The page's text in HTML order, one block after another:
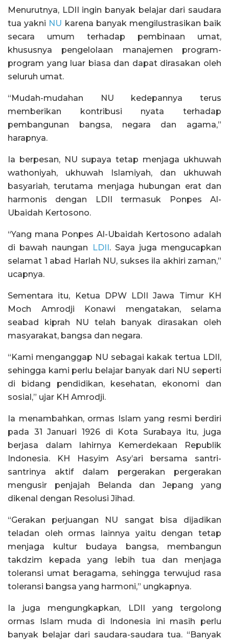
Menurutnya, LDII ingin banyak belajar dari saudara
tua yakni NU karena banyak mengilustrasikan baik
secara umum terhadap pembinaan umat,
khususnya pengelolaan manajemen program-
program yang luar biasa dan dapat dirasakan oleh
seluruh umat.
“Mudah-mudahan NU kedepannya terus
memberikan kontribusi nyata terhadap
pembangunan bangsa, negara dan agama,”
harapnya.
Ia berpesan, NU supaya tetap menjaga ukhuwah
wathoniyah, ukhuwah Islamiyah, dan ukhuwah
basyariah, terutama menjaga hubungan erat dan
harmonis dengan LDII termasuk Ponpes Al-
Ubaidah Kertosono.
“Yang mana Ponpes Al-Ubaidah Kertosono adalah
di bawah naungan
LDII. Saya juga mengucapkan
selamat 1 abad Harlah NU, sukses ila akhiri zaman,”
ucapnya.
Sementara itu, Ketua DPW LDII Jawa Timur KH
Moch Amrodji Konawi mengatakan, selama
seabad kiprah NU telah banyak dirasakan oleh
masyarakat, bangsa dan negara.
“Kami menganggap NU sebagai kakak tertua LDII,
sehingga kami perlu belajar banyak dari NU seperti
di bidang pendidikan, kesehatan, ekonomi dan
sosial,” ujar KH Amrodji.
Ia menambahkan, ormas Islam yang resmi berdiri
pada 31 Januari 1926 di Kota Surabaya itu, juga
berjasa dalam lahirnya Kemerdekaan Republik
Indonesia. KH Hasyim Asy’ari bersama santri-
santrinya aktif dalam pergerakan pergerakan
mengusir penjajah Belanda dan Jepang yang
dikenal dengan Resolusi Jihad.
“Gerakan perjuangan NU sangat bisa dijadikan
teladan oleh ormas lainnya yaitu dengan tetap
menjaga kultur budaya bangsa, membangun
takdzim kepada yang lebih tua dan menjaga
toleransi umat beragama, sehingga terwujud rasa
toleransi bangsa yang harmoni,” ungkapnya.
Ia juga mengungkapkan, LDII yang tergolong
ormas Islam muda di Indonesia ini masih perlu
banyak belajar dari saudara-saudara tua. “Banyak